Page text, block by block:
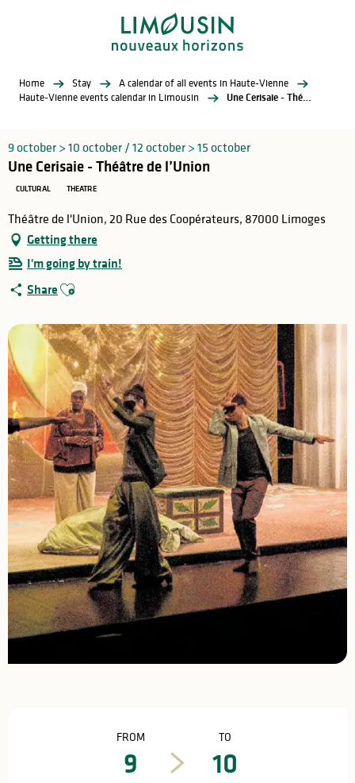
Home Stay
A calendar of all events in Haute-Vienne
Haute-Vienne events calendar in Limousin
Une Cerisaie - Théâtre de l’Union
9 october > 10 october / 12 october > 15 october
Une Cerisaie - Théâtre de l’Union
CULTURAL THEATRE
Théâtre de l'Union, 20 Rue des Coopérateurs, 87000 Limoges
Getting there
I'm going by train!
Share Ajouter aux favoris
FROM
9
TO
10